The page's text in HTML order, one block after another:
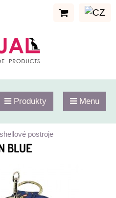
Produkty Menu
postroje
BLUE